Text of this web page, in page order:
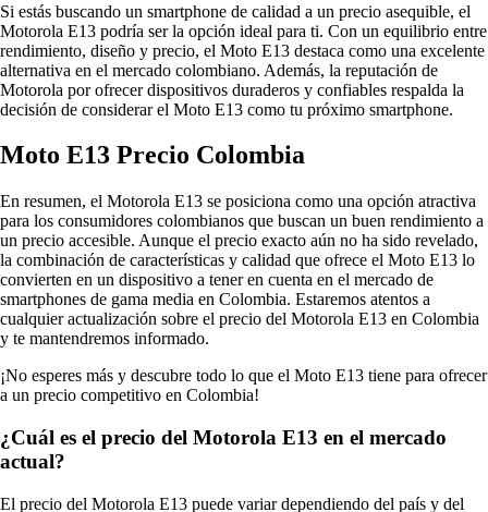
Si estás buscando un smartphone de calidad a un precio asequible, el
Motorola E13 podría ser la opción ideal para ti. Con un equilibrio entre
rendimiento, diseño y precio, el Moto E13 destaca como una excelente
alternativa en el mercado colombiano. Además, la reputación de
Motorola por ofrecer dispositivos duraderos y confiables respalda la
decisión de considerar el Moto E13 como tu próximo smartphone.
Moto E13 Precio Colombia
En resumen, el Motorola E13 se posiciona como una opción atractiva
para los consumidores colombianos que buscan un buen rendimiento a
un precio accesible. Aunque el precio exacto aún no ha sido revelado,
la combinación de características y calidad que ofrece el Moto E13 lo
convierten en un dispositivo a tener en cuenta en el mercado de
smartphones de gama media en Colombia. Estaremos atentos a
cualquier actualización sobre el precio del Motorola E13 en Colombia
y te mantendremos informado.
¡No esperes más y descubre todo lo que el Moto E13 tiene para ofrecer
a un precio competitivo en Colombia!
¿Cuál es el precio del Motorola E13 en el mercado
actual?
El precio del Motorola E13 puede variar dependiendo del país y del